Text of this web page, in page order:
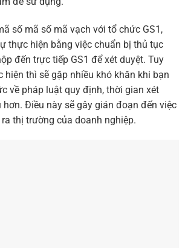
số mã số mã vạch với tổ chức GS1,
thực hiện bằng việc chuẩn bị thủ tục
đến trực tiếp GS1 để xét duyệt. Tuy
hiện thì sẽ gặp nhiều khó khăn khi bạn
về pháp luật quy định, thời gian xét
hơn. Điều này sẽ gây gián đoạn đến việc
thị trường của doanh nghiệp.